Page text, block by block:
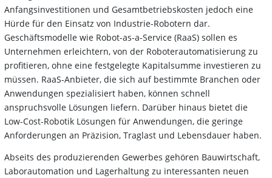
Anfangsinvestitionen und Gesamtbetriebskosten jedoch eine
Hürde für den Einsatz von Industrie-Robotern dar.
Geschäftsmodelle wie Robot-as-a-Service (RaaS) sollen es
Unternehmen erleichtern, von der Roboterautomatisierung zu
profitieren, ohne eine festgelegte Kapitalsumme investieren zu
müssen. RaaS-Anbieter, die sich auf bestimmte Branchen oder
Anwendungen spezialisiert haben, können schnell
anspruchsvolle Lösungen liefern. Darüber hinaus bietet die
Low-Cost-Robotik Lösungen für Anwendungen, die geringe
Anforderungen an Präzision, Traglast und Lebensdauer haben.
Abseits des produzierenden Gewerbes gehören Bauwirtschaft,
Laborautomation und Lagerhaltung zu interessanten neuen